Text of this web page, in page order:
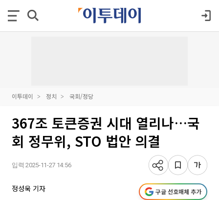
이투데이 정치 국회/정당
367조 토큰증권 시대 열리나…국
회 정무위, STO 법안 의결
입력 2025-11-27 14:56
정성욱 기자 구글 선호매체 추가